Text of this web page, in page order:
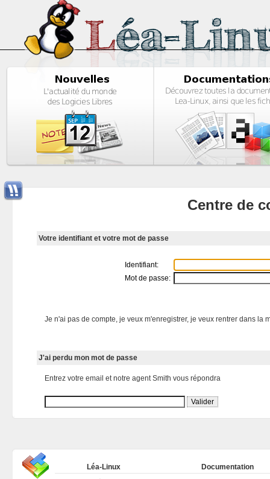
Centre de
Votre identifiant et votre mot de passe
Identifiant:
Mot de passe:
Je n'ai pas de compte, je veux m'enregistrer, je veux rentrer dans la
J'ai perdu mon mot de passe
Entrez votre email et notre agent Smith vous répondra
Léa-Linux
Documentation